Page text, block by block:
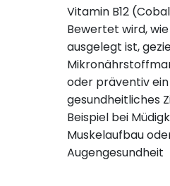
Vitamin B12
Bewertet wird,
ausgelegt ist,
oder präventiv
gesundheitliches
Beispiel bei
Muskelaufbau
Augengesundheit